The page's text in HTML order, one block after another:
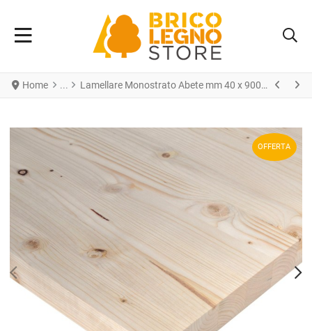
Home Lamellare Monostrato Abete mm 40 x 900 x 2450
PREV
OFFERTA